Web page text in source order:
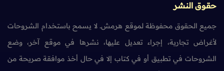
حقوق النشر
جميع الحقوق محفوظة لموقع هرمش. لا يسمح باستخدام الشروحات
لأغراض تجارية، إجراء تعديل عليها، نشرها في موقع آخر، وضع
الشروحات في تطبيق أو في كتاب إلا في حال أخذ موافقة صريحة من